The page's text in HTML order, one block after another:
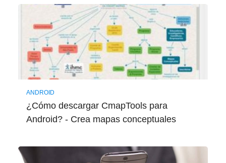
ANDROID
¿Cómo descargar CmapTools para
Android? - Crea mapas conceptuales